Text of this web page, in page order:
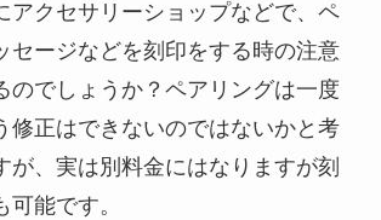
アクセサリーショップなどで、ペ
セージなどを刻印をする時の注意
のでしょうか？ペアリングは一度
修正はできないのではないかと考
が、実は別料金にはなりますが刻
能です。